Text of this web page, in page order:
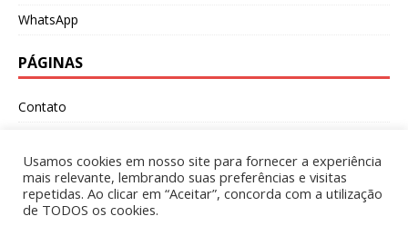
WhatsApp
PÁGINAS
Contato
Sobre
Termos e Condições
Usamos cookies em nosso site para fornecer a experiência
mais relevante, lembrando suas preferências e visitas
repetidas. Ao clicar em “Aceitar”, concorda com a utilização
de TODOS os cookies.